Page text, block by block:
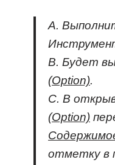
A.
B. Будет
(Option).
C. В
(Option)
отметку в